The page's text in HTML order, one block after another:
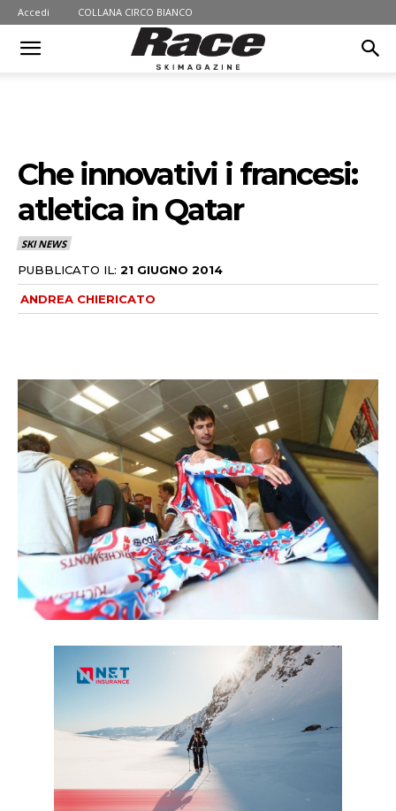
Accedi COLLANA CIRCO BIANCO
Che innovativi i francesi:
atletica in Qatar
SKI NEWS
PUBBLICATO IL: 21 GIUGNO 2014
ANDREA CHIERICATO